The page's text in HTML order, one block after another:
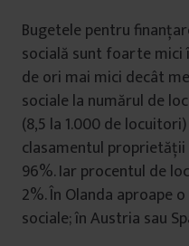
Bugetele pentru
socială sunt foarte mici
de ori mai mici decât
sociale la numărul de
(8,5 la 1.000 de
clasamentul
96%. Iar procentul de
2%. În Olanda aproape
sociale; în Austria sau